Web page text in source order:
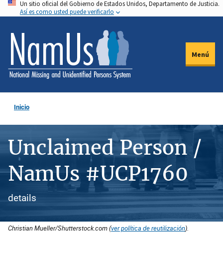
Pasar
al
contenido
principal
Un sitio oficial del Gobierno de Estados Unidos, Departamento de Justicia.
Así es como usted puede verificarlo
Menú
Inicio
Unclaimed Person /
NamUs #UCP1760
details
Christian Mueller/Shutterstock.com (ver política de reutilización).